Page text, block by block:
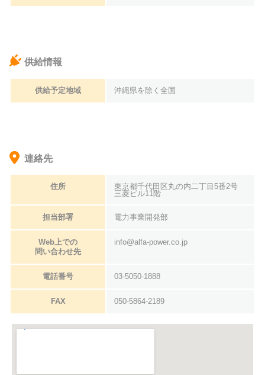
供給情報
供給予定地域 沖縄県を除く全国
連絡先
住所
東京都千代田区丸の内二丁目5番2号
三菱ビル11階
担当部署 電力事業開発部
Web上での
問い合わせ先
info@alfa-power.co.jp
電話番号 03-5050-1888
FAX 050-5864-2189